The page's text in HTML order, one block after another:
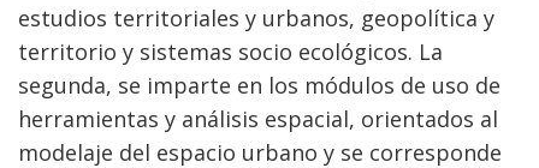
estudios territoriales y urbanos, geopolítica y
territorio y sistemas socio ecológicos. La
segunda, se imparte en los módulos de uso de
herramientas y análisis espacial, orientados al
modelaje del espacio urbano y se corresponde